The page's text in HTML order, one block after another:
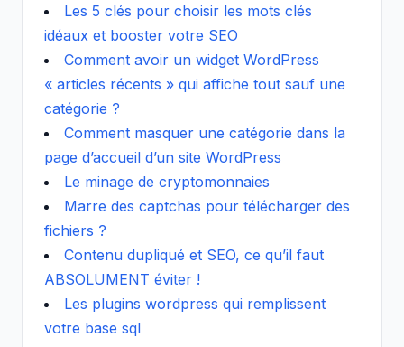
Les 5 clés pour choisir les mots clés
idéaux et booster votre SEO
Comment avoir un widget WordPress
« articles récents » qui affiche tout sauf une
catégorie ?
Comment masquer une catégorie dans la
page d’accueil d’un site WordPress
Le minage de cryptomonnaies
Marre des captchas pour télécharger des
fichiers ?
Contenu dupliqué et SEO, ce qu’il faut
ABSOLUMENT éviter !
Les plugins wordpress qui remplissent
votre base sql